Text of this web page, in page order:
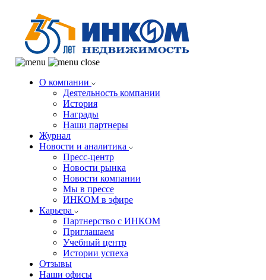
О компании
Деятельность компании
История
Награды
Наши партнеры
Журнал
Новости и аналитика
Пресс-центр
Новости рынка
Новости компании
Мы в прессе
ИНКОМ в эфире
Карьера
Партнерство с ИНКОМ
Приглашаем
Учебный центр
Истории успеха
Отзывы
Наши офисы